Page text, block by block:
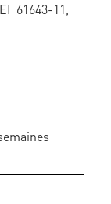
61643-11,